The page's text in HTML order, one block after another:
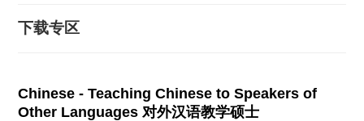
下载专区
Chinese - Teaching Chinese to Speakers of
Other Languages 对外汉语教学硕士